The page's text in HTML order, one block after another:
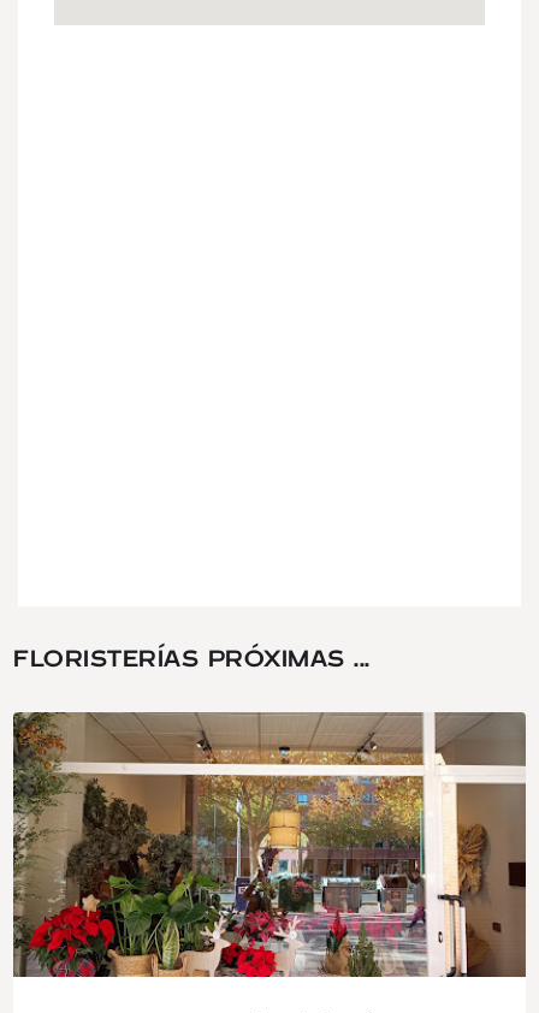
FLORISTERÍAS PRÓXIMAS ...